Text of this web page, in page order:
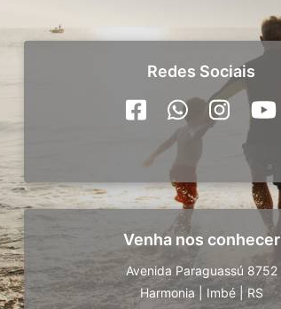
Redes Sociais
Venha nos conhecer
Avenida Paraguassú 8752
Harmonia
Imbé | RS